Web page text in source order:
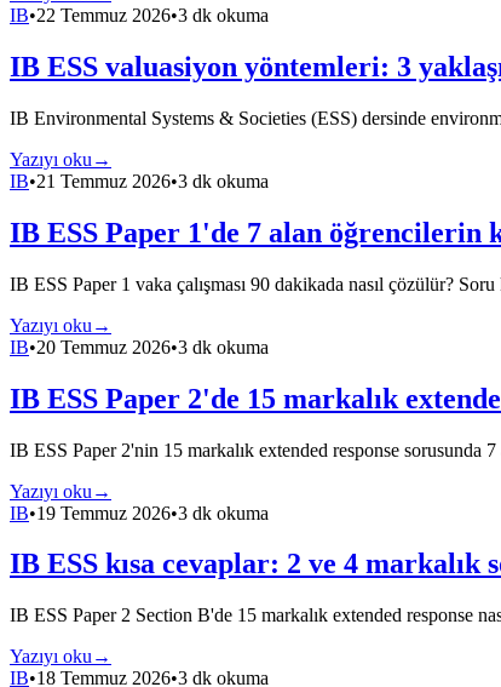
IB•22 Temmuz 2026•3 dk okuma
IB ESS valuasiyon yöntemleri: 3
IB Environmental Systems & Societies (ESS) dersinde
Yazıyı oku →
IB•21 Temmuz 2026•3 dk okuma
IB ESS Paper 1'de 7 alan öğrencilerin
IB ESS Paper 1 vaka çalışması 90 dakikada nasıl çözülür?
Yazıyı oku →
IB•20 Temmuz 2026•3 dk okuma
IB ESS Paper 2'de 15 markalık
IB ESS Paper 2'nin 15 markalık extended response sorusunda
Yazıyı oku →
IB•19 Temmuz 2026•3 dk okuma
IB ESS kısa cevaplar: 2 ve 4 markalık
IB ESS Paper 2 Section B'de 15 markalık extended response
Yazıyı oku →
IB•18 Temmuz 2026•3 dk okuma